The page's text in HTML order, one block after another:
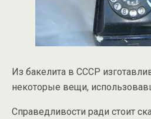
Из бакелита в СССР
некоторые вещи,
Справедливости ради стоит